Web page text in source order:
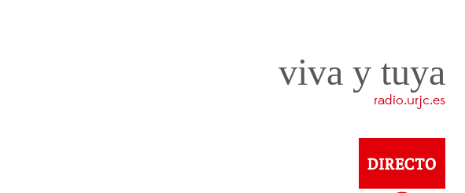
viva y tuya
radio.urjc.es